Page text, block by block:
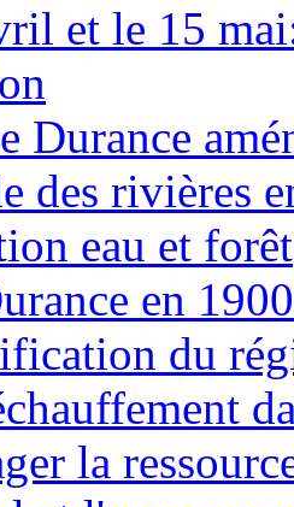
et le 15
Durance
des rivières
eau et forêt
en 1900
du
la